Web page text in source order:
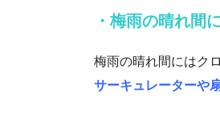
・梅雨の晴れ間
梅雨の晴れ間にはク
サーキュレーターや